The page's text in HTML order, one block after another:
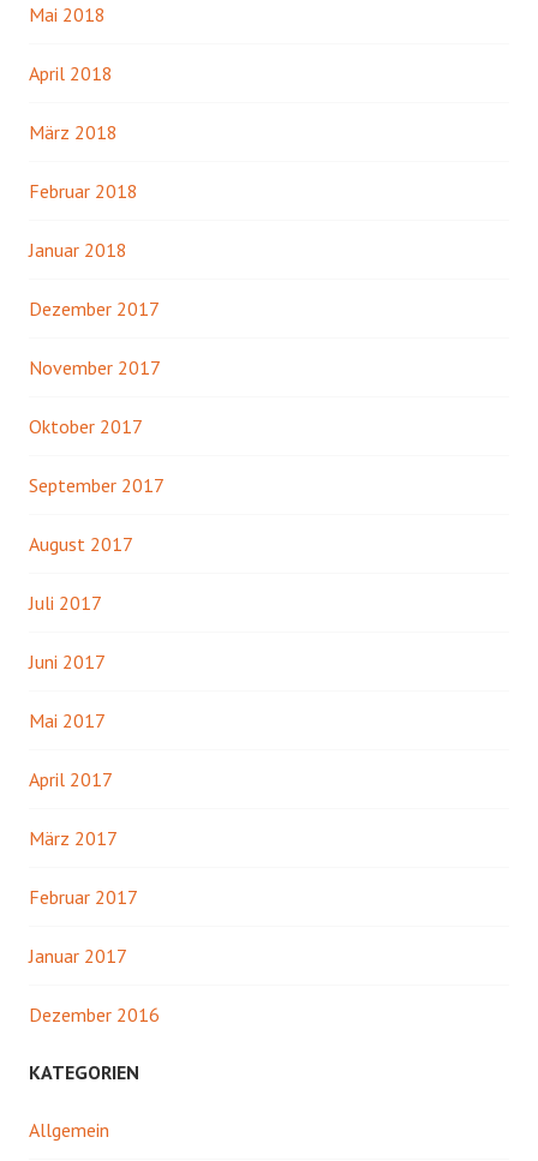
Mai 2018
April 2018
März 2018
Februar 2018
Januar 2018
Dezember 2017
November 2017
Oktober 2017
September 2017
August 2017
Juli 2017
Juni 2017
Mai 2017
April 2017
März 2017
Februar 2017
Januar 2017
Dezember 2016
KATEGORIEN
Allgemein